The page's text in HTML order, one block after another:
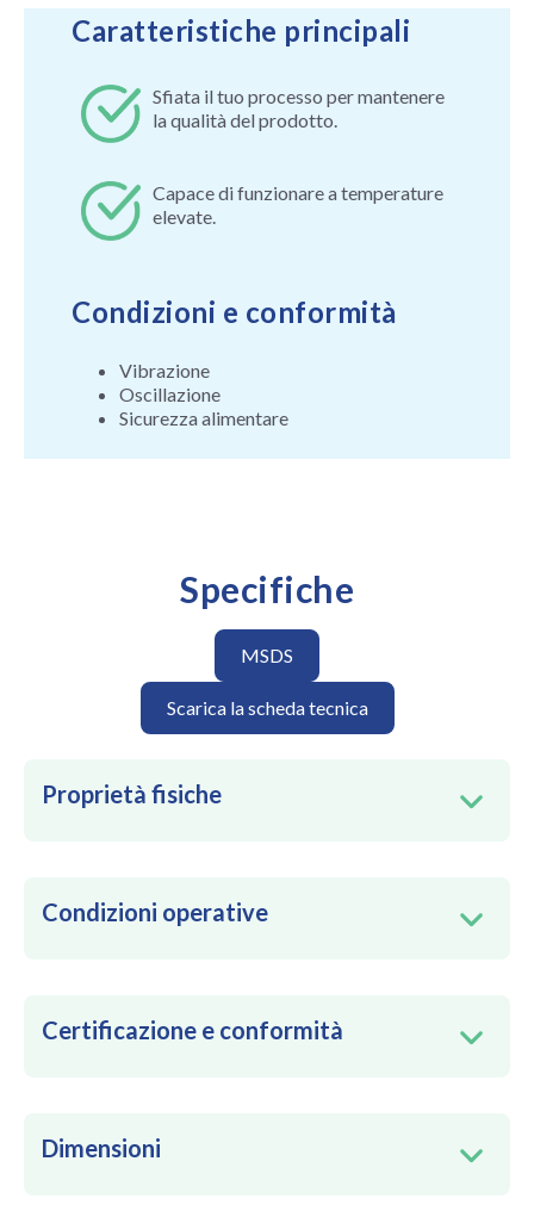
Caratteristiche principali
Sfiata il tuo processo per mantenere
la qualità del prodotto.
Capace di funzionare a temperature
elevate.
Condizioni e conformità
Vibrazione
Oscillazione
Sicurezza alimentare
Specifiche
MSDS
Scarica la scheda tecnica
Proprietà fisiche
Condizioni operative
Certificazione e conformità
Dimensioni